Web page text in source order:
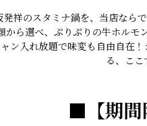
発祥のスタミナ鍋を、当店なら
から選べ、ぷりぷりの牛ホルモ
ン入れ放題で味変も自由自在
る、ここ
■【期間